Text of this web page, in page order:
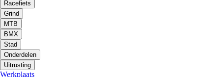
Racefiets
Grind
MTB
BMX
Stad
Onderdelen
Uitrusting
Werkplaats